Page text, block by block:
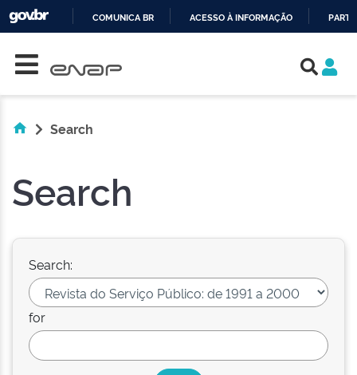
COMUNICA BR ACESSO À INFORMAÇÃO
Search
Search
Search:
for